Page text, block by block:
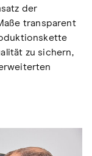
der
transparent
zu sichern,